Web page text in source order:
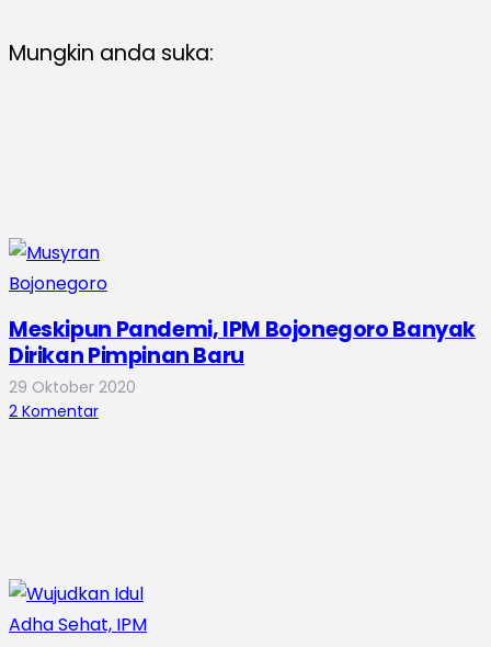
Mungkin anda suka:
Meskipun Pandemi, IPM Bojonegoro Banyak
Dirikan Pimpinan Baru
29 Oktober 2020
2 Komentar